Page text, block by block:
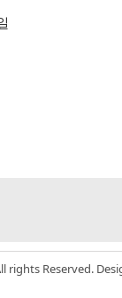
rights Reserved.